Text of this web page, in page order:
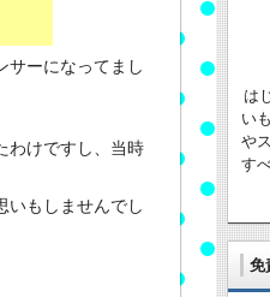
サーになってまし
わけですし、当時
いもしませんでし
は
い
や
す
免